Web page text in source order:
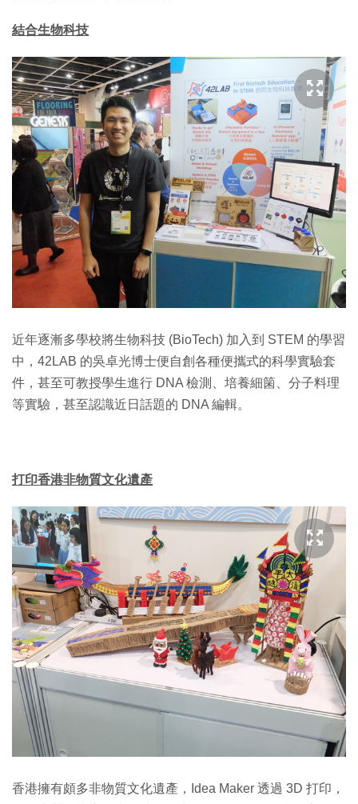
結合生物科技
近年逐漸多學校將生物科技 (BioTech) 加入到 STEM 的學習
中，42LAB 的吳卓光博士便自創各種便攜式的科學實驗套
件，甚至可教授學生進行 DNA 檢測、培養細箘、分子料理
等實驗，甚至認識近日話題的 DNA 編輯。
打印香港非物質文化遺產
香港擁有頗多非物質文化遺產，Idea Maker 透過 3D 打印，